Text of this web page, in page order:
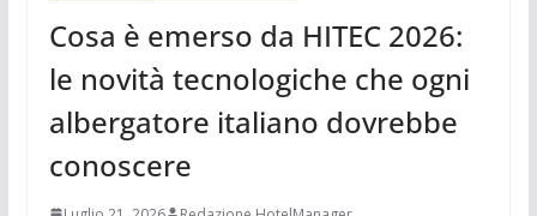
Cosa è emerso da HITEC 2026:
le novità tecnologiche che ogni
albergatore italiano dovrebbe
conoscere